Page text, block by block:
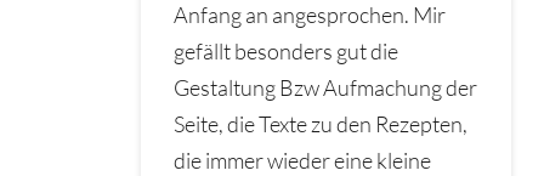
Anfang an angesprochen. Mir
gefällt besonders gut die
Gestaltung Bzw Aufmachung der
Seite, die Texte zu den Rezepten,
die immer wieder eine kleine